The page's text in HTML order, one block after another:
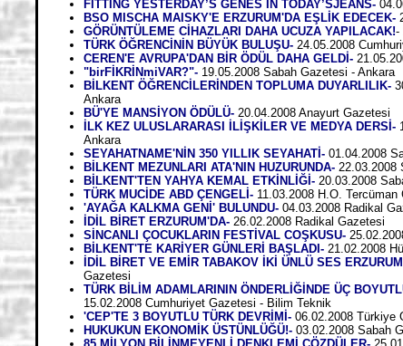
FITTING YESTERDAY’S GENES IN TODAY’SJEANS-
BSO MISCHA MAISKY'E ERZURUM'DA EŞLİK EDECEK-
GÖRÜNTÜLEME CİHAZLARI DAHA UCUZA YAPILACAK!-
TÜRK ÖĞRENCİNİN BÜYÜK BULUŞU- 24.05.2008
CEREN'E AVRUPA'DAN BİR ÖDÜL DAHA GELDİ-
"birFİKRİNmiVAR?"- 19.05.2008 Sabah Gazetesi - Ankara
BİLKENT ÖĞRENCİLERİNDEN TOPLUMA DUYARLILIK-
Ankara
BÜ'YE MANSİYON ÖDÜLÜ- 20.04.2008 Anayurt Gazetesi
İLK KEZ ULUSLARARASI İLİŞKİLER VE MEDYA DERSİ-
Ankara
SEYAHATNAME'NİN 350 YILLIK SEYAHATİ- 01.04.2008
BİLKENT MEZUNLARI ATA'NIN HUZURUNDA- 22.03.2008
BİLKENT'TEN YAHYA KEMAL ETKİNLİĞİ- 20.03.2008
TÜRK MUCİDE ABD ÇENGELİ- 11.03.2008 H.O. Tercüman
'AYAĞA KALKMA GENİ' BULUNDU- 04.03.2008 Radikal
İDİL BİRET ERZURUM'DA- 26.02.2008 Radikal Gazetesi
SİNCANLI ÇOCUKLARIN FESTİVAL COŞKUSU- 25
BİLKENT'TE KARİYER GÜNLERİ BAŞLADI- 21.02.2008
İDİL BİRET VE EMİR TABAKOV İKİ ÜNLÜ SES
Gazetesi
TÜRK BİLİM ADAMLARININ ÖNDERLİĞİNDE ÜÇ
15.02.2008 Cumhuriyet Gazetesi - Bilim Teknik
'CEP'TE 3 BOYUTLU TÜRK DEVRİMİ- 06.02.2008 Türkiye
HUKUKUN EKONOMİK ÜSTÜNLÜĞÜ!- 03.02.2008 Sabah